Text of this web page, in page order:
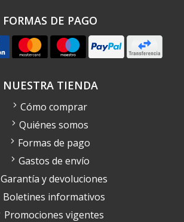
FORMAS DE PAGO
NUESTRA TIENDA
Cómo comprar
Quiénes somos
Formas de pago
Gastos de envío
Garantía y devoluciones
Boletines informativos
Promociones vigentes